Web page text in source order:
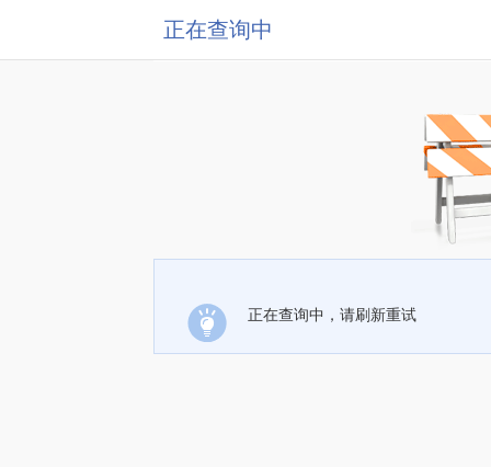
正在查询中
正在查询中，请刷新重试